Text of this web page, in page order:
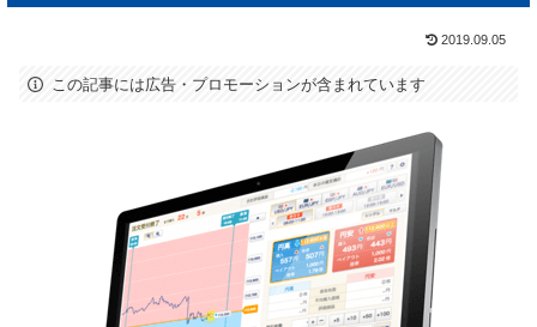
2019.09.05
この記事には広告・プロモーションが含まれています